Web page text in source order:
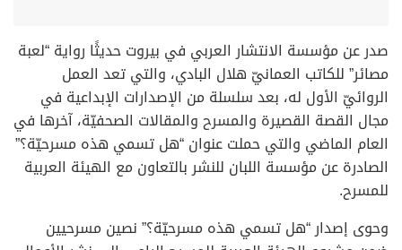
صدر عن مؤسسة الانتشار العربي في بيروت حديثًا رواية “لعبة
مصائر” للكاتب العمانيّ هلال البادي، والتي تعد العمل
الروائيّ الأول له، بعد سلسلة من الإصدارات الإبداعية في
مجال القصة القصيرة والمسرح والمقالات الصحفيّة، آخرها في
العام الماضي والتي حملت عنوان “هل تسمي هذه مسرحيّة؟”
الصادرة عن مؤسسة اللبان للنشر بالتعاون مع الهيئة العربية
للمسرح.
وحوى إصدار “هل تسمي هذه مسرحيّة؟” نصين مسرحيين